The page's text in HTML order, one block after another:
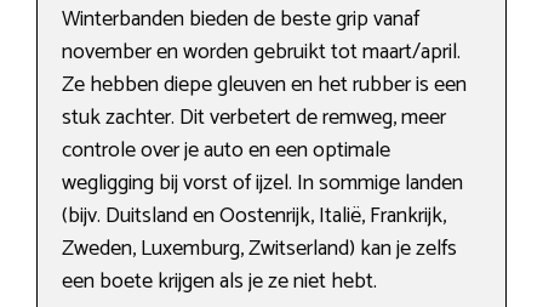
Winterbanden bieden de beste grip vanaf
november en worden gebruikt tot maart/april.
Ze hebben diepe gleuven en het rubber is een
stuk zachter. Dit verbetert de remweg, meer
controle over je auto en een optimale
wegligging bij vorst of ijzel. In sommige landen
(bijv. Duitsland en Oostenrijk, Italië, Frankrijk,
Zweden, Luxemburg, Zwitserland) kan je zelfs
een boete krijgen als je ze niet hebt.